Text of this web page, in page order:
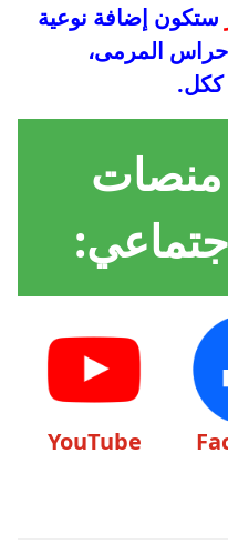
ستكون إضافة نوعية
حراس المرمى،
ككل.
منصات
YouTube